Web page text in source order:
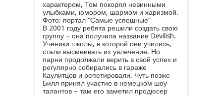
характером, Том покорял невинными
улыбками, юмором, шармом и харизмой.
Фото: портал “Самые успешные”
В 2001 году ребята решили создать свою
группу – она получила название Devilish.
Ученики школы, в которой они учились,
стали высмеивать их увлечение. Но
парни продолжали верить в свой успех и
регулярно собирались в гараже
Каулитцов и репетировали. Чуть позже
Билл принял участие в немецком шоу
талантов – там его заметил продюсер